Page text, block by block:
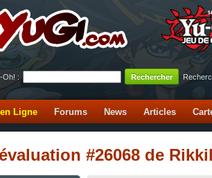
Oh! :
Ligne Forums News Articles
#26068 de